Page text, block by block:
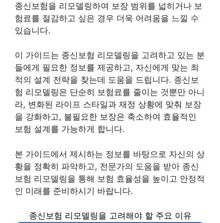
종신보험을 리모델링하여 보장 범위를 넓히거나 보
험료를 절감하고 싶은 경우 더욱 어려움을 느낄 수
있습니다.
이 가이드는 종신보험 리모델링을 고려하고 있는 분
들에게 필요한 정보를 제공하고, 자신에게 맞는 최
적의 설계 전략을 찾는데 도움을 드립니다. 종신보
험 리모델링은 단순히 보험료를 줄이는 것뿐만 아니
라, 변화된 라이프 스타일과 재정 상황에 맞춰 보장
을 강화하고, 불필요한 보장은 축소하여 효율적인
보험 설계를 가능하게 합니다.
본 가이드에서 제시하는 정보를 바탕으로 자신의 상
황을 정확히 파악하고, 전문가의 도움을 받아 종신
보험 리모델링을 통해 보험 효율성을 높이고 안정적
인 미래를 준비하시기 바랍니다.
종신보험 리모델링을 고려해야 할 주요 이유